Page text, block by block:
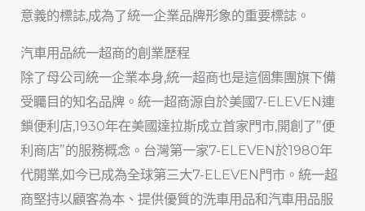
意義的標誌,成為了統一企業品牌形象的重要標誌。
汽車用品統一超商的創業歷程
除了母公司統一企業本身,統一超商也是這個集團旗下備
受矚目的知名品牌。統一超商源自於美國7-ELEVEN連
鎖便利店,1930年在美國達拉斯成立首家門市,開創了”便
利商店”的服務概念。台灣第一家7-ELEVEN於1980年
代開業,如今已成為全球第三大7-ELEVEN門市。統一超
商堅持以顧客為本、提供優質的洗車用品和汽車用品服